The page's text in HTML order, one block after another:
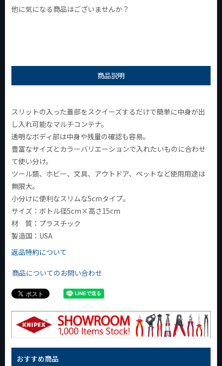
他に気になる商品はございませんか？
商品説明
スリットの入った蓋部をスクイーズするだけで簡単に中身が出
し入れ可能なマルチコンテナ。
透明なボディ部は中身や残量の確認も容易。
豊富なサイズとカラーバリエーションで入れたいものに合わせ
て使い分け。
ツール類、ホビー、文具、アウトドア、ペットなど使用用途は
無限大。
小分けに便利なスリムな5cmタイプ。
サイズ：ボトル径5cm×高さ15cm
材 質：プラスチック
製造国：USA
返品特約について
商品についてのお問い合わせ
おすすめ商品